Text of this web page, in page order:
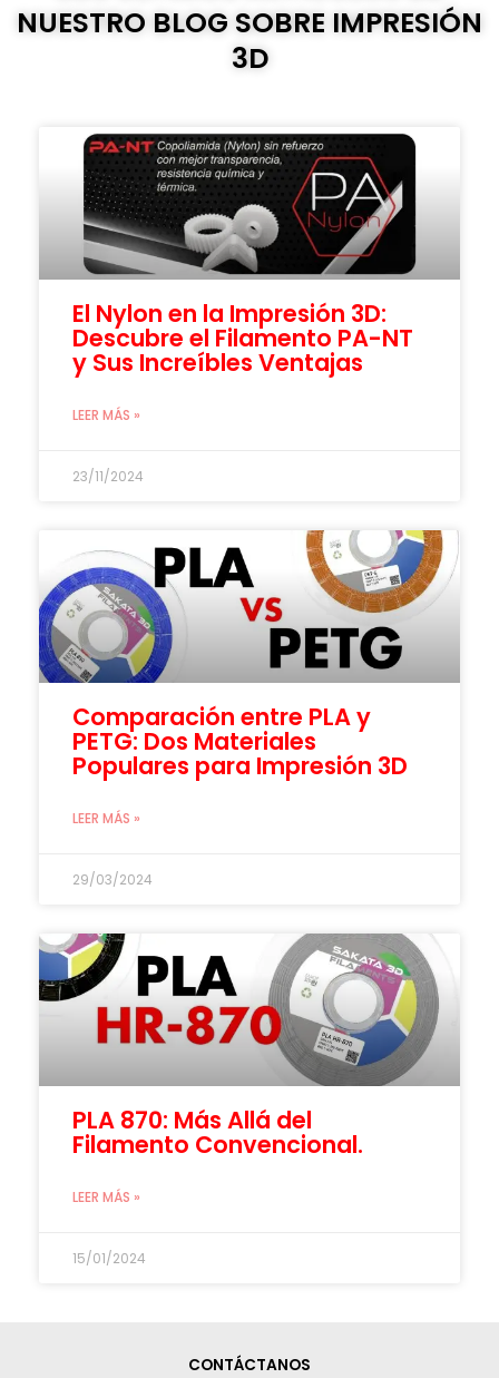
NUESTRO BLOG SOBRE IMPRESIÓN
3D
El Nylon en la Impresión 3D:
Descubre el Filamento PA-NT
y Sus Increíbles Ventajas
LEER MÁS »
23/11/2024
Comparación entre PLA y
PETG: Dos Materiales
Populares para Impresión 3D
LEER MÁS »
29/03/2024
PLA 870: Más Allá del
Filamento Convencional.
LEER MÁS »
15/01/2024
CONTÁCTANOS